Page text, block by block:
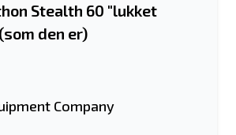
Stealth 60 "lukket
den er)
Company